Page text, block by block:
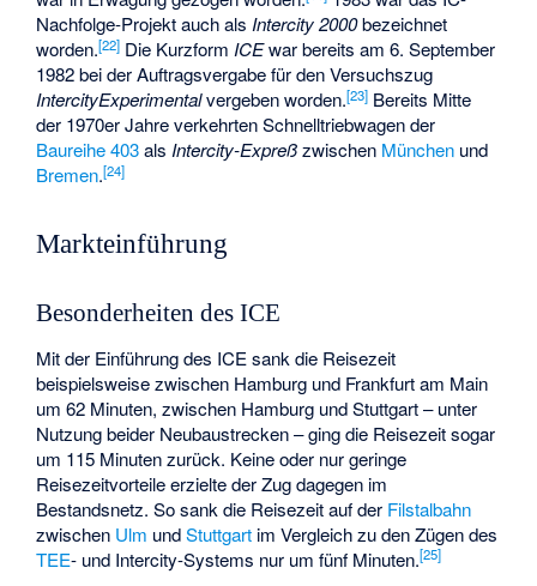
Nachfolge-Projekt auch alsIntercity 2000bezeichnet
worden.[22] Die KurzformICEwar bereits am 6. September
1982 bei der Auftragsvergabe für den Versuchszug
IntercityExperimentalvergeben worden.[23] Bereits Mitte
der 1970er Jahre verkehrten Schnelltriebwagen der
Baureihe 403alsIntercity-Expreßzwischen München und
Bremen.[24]
Markteinführung
Besonderheiten des ICE
Mit der Einführung des ICE sank die Reisezeit
beispielsweise zwischen Hamburg und Frankfurt am Main
um 62 Minuten, zwischen Hamburg und Stuttgart – unter
Nutzung beider Neubaustrecken – ging die Reisezeit sogar
um 115 Minuten zurück. Keine oder nur geringe
Reisezeitvorteile erzielte der Zug dagegen im
Bestandsnetz. So sank die Reisezeit auf der Filstalbahn
zwischen Ulm undStuttgart im Vergleich zu den Zügen des
TEE- und Intercity-Systems nur um fünf Minuten.[25]